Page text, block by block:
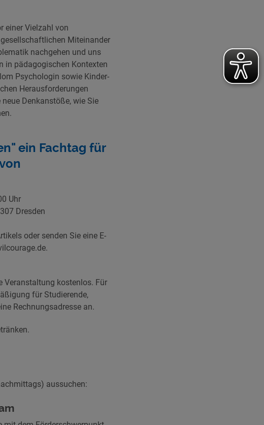
einer Vielzahl von
Miteinander
nachgehen und uns
in pädagogischen Kontexten
Psychologin sowie Kinder-
Herausforderungen
Denkanstöße, wie Sie
ein Fachtag für
Uhr
Dresden
oder senden Sie eine E-
Veranstaltung kostenlos. Für
für Studierende,
Rechnungsadresse an.
aussuchen: